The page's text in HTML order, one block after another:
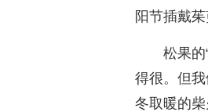
阳节插戴
松果
得很。但
冬取暖的柴